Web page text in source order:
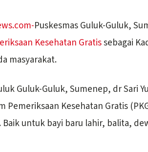
Puskesmas Guluk-Guluk,
Kesehatan Gratissebagai
masyarakat.
Guluk-Guluk, Sumenep, dr Sari
Pemeriksaan Kesehatan Gratis
Baik untuk bayi baru lahir, balita,